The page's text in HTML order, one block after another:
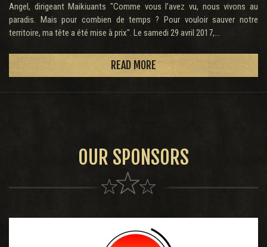
Angel, dirigeant Maikiuants "Comme vous l’avez vu, nous vivons au
paradis. Mais pour combien de temps ? Pour vouloir sauver notre
territoire, ma tête a été mise à prix". Le samedi 29 avril 2017,...
READ MORE
OUR SPONSORS